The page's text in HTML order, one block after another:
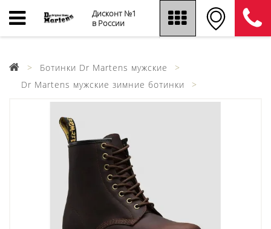
Дисконт №1
в России
Ботинки Dr Martens мужские
Dr Martens мужские зимние ботинки